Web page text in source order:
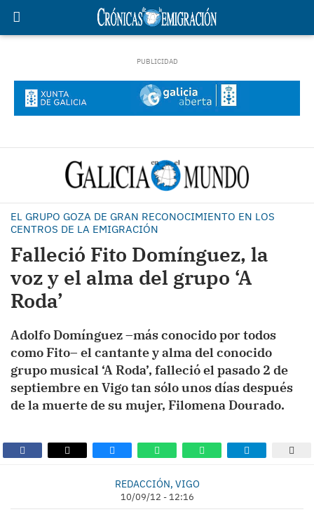
EL GRUPO GOZA DE GRAN RECONOCIMIENTO EN LOS
CENTROS DE LA EMIGRACIÓN
Falleció Fito Domínguez, la
voz y el alma del grupo ‘A
Roda’
Adolfo Domínguez –más conocido por todos
como Fito– el cantante y alma del conocido
grupo musical ‘A Roda’, falleció el pasado 2 de
septiembre en Vigo tan sólo unos días después
de la muerte de su mujer, Filomena Dourado.
REDACCIÓN, VIGO
10/09/12 - 12:16